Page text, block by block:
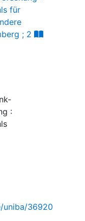
für
; 2
:
uniba/36920